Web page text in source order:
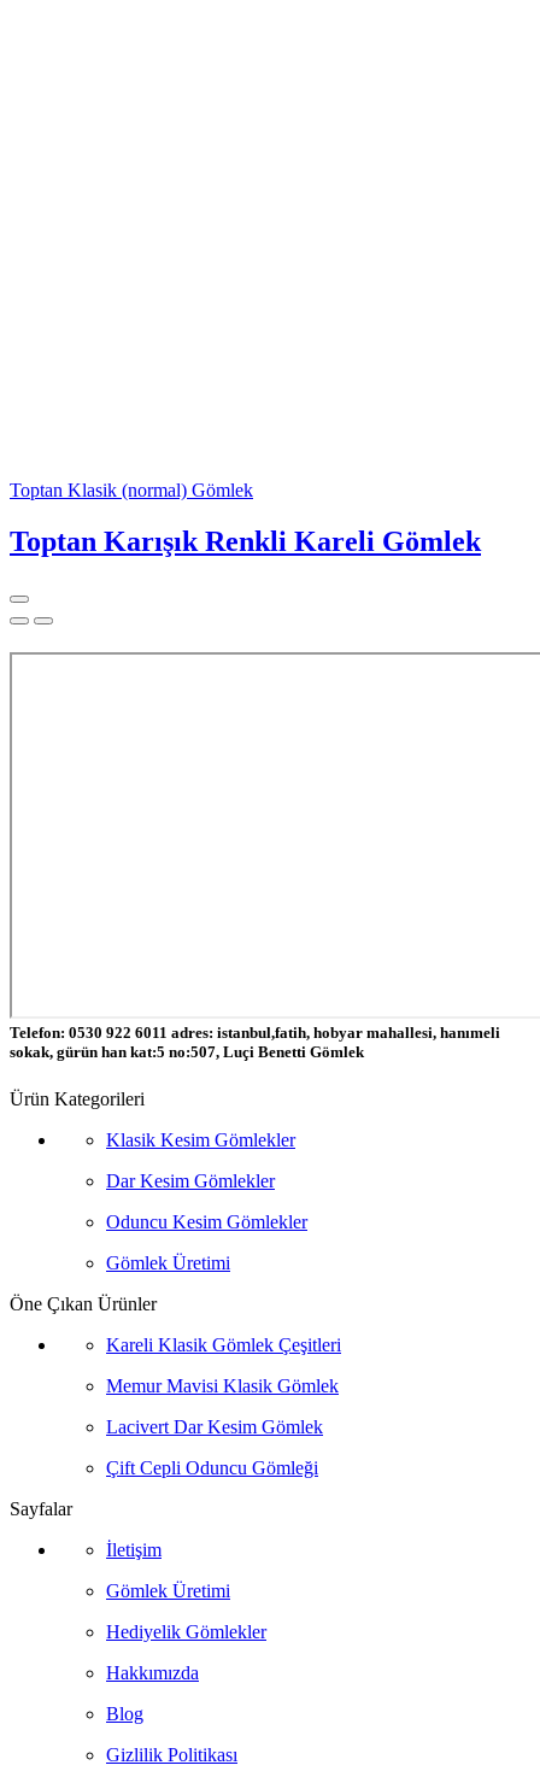
Toptan Klasik (normal) Gömlek
Toptan Karışık Renkli Kareli Gömlek
Telefon: 0530 922 6011 adres: istanbul,fatih, hobyar mahallesi, hanımeli
sokak, gürün han kat:5 no:507, Luçi Benetti Gömlek
Ürün Kategorileri
Klasik Kesim Gömlekler
Dar Kesim Gömlekler
Oduncu Kesim Gömlekler
Gömlek Üretimi
Öne Çıkan Ürünler
Kareli Klasik Gömlek Çeşitleri
Memur Mavisi Klasik Gömlek
Lacivert Dar Kesim Gömlek
Çift Cepli Oduncu Gömleği
Sayfalar
İletişim
Gömlek Üretimi
Hediyelik Gömlekler
Hakkımızda
Blog
Gizlilik Politikası